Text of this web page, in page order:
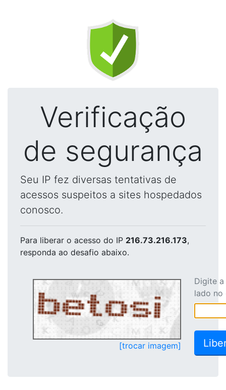
Verificação
de segurança
Seu IP fez diversas tentativas de
acessos suspeitos a sites hospedados
conosco.
Para liberar o acesso do IP 216.73.216.173,
responda ao desafio abaixo.
[trocar imagem]
Digite
lado no